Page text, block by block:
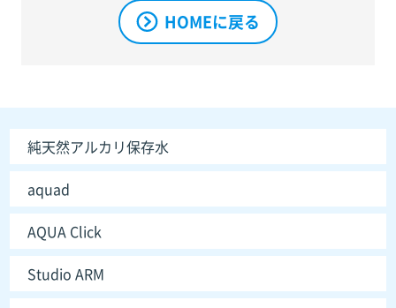
HOMEに戻る
純天然アルカリ保存水
aquad
AQUA Click
Studio ARM